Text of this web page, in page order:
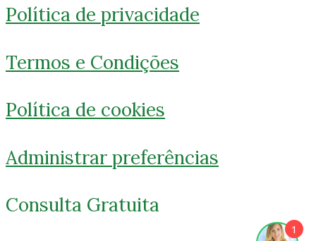
Política de privacidade
Termos e Condições
Política de cookies
Administrar preferências
Consulta Gratuita
1